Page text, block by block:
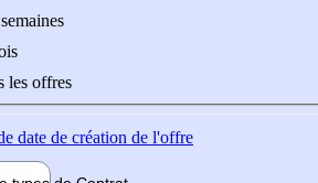
les offres
date de création de l'offre